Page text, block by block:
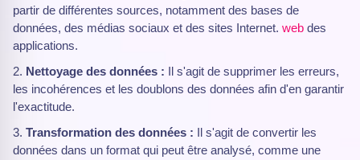
partir de différentes sources, notamment des bases de
données, des médias sociaux et des sites Internet. web des
applications.
Nettoyage des données : Il s'agit de supprimer les erreurs,
les incohérences et les doublons des données afin d'en garantir
l'exactitude.
Transformation des données : Il s'agit de convertir les
données dans un format qui peut être analysé, comme une